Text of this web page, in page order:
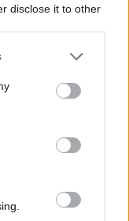
disclose it to other
jednak
się już, że
iskra,
nie utracić
od zwierząt.
towarzyszowi,
w obliczu
wcześniej
się,